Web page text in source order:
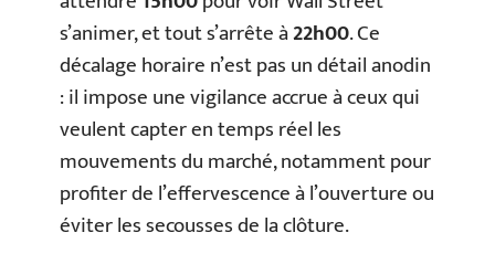
s’animer, et tout s’arrête à22h00. Ce
décalage horaire n’est pas un détail anodin
: il impose une vigilance accrue à ceux qui
veulent capter en temps réel les
mouvements du marché, notamment pour
profiter de l’effervescence à l’ouverture ou
éviter les secousses de la clôture.